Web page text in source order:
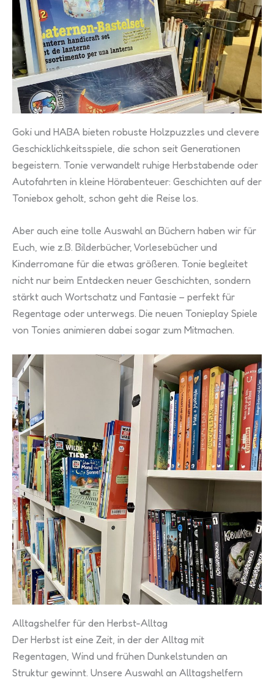
Goki und HABA bieten robuste Holzpuzzles und clevere
Geschicklichkeitsspiele, die schon seit Generationen
begeistern. Tonie verwandelt ruhige Herbstabende oder
Autofahrten in kleine Hörabenteuer: Geschichten auf der
Toniebox geholt, schon geht die Reise los.
Aber auch eine tolle Auswahl an Büchern haben wir für
Euch, wie z.B. Bilderbücher, Vorlesebücher und
Kinderromane für die etwas größeren. Tonie begleitet
nicht nur beim Entdecken neuer Geschichten, sondern
stärkt auch Wortschatz und Fantasie – perfekt für
Regentage oder unterwegs. Die neuen Tonieplay Spiele
von Tonies animieren dabei sogar zum Mitmachen.
Alltagshelfer für den Herbst-Alltag
Der Herbst ist eine Zeit, in der der Alltag mit
Regentagen, Wind und frühen Dunkelstunden an
Struktur gewinnt. Unsere Auswahl an Alltagshelfern